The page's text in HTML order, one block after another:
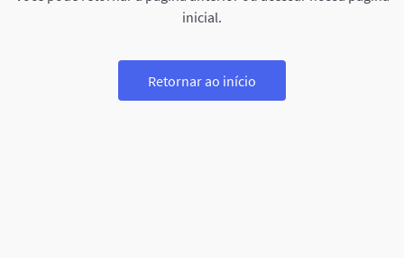
inicial.
Retornar ao início